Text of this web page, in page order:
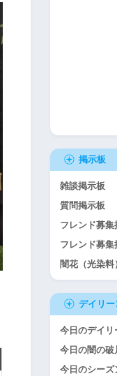
掲示板
雑談掲示板
質問掲示板
フレンド募集
フレンド募集
闇花（光染料
デイリー
今日のデイリ
今日の闇の破
今日のシーズ